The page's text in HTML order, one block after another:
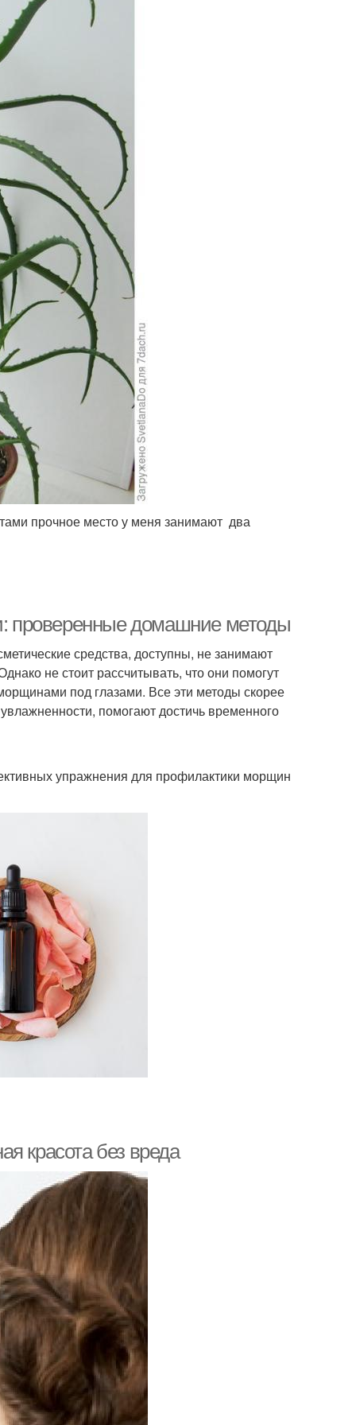
прочное место у меня занимают два
домашние методы
средства, доступны, не занимают
не стоит рассчитывать, что они помогут
под глазами. Все эти методы скорее
помогают достичь временного
упражнения для профилактики морщин
красота без вреда